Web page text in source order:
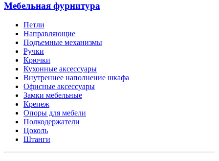
Мебельная фурнитура
Петли
Направляющие
Подъемные механизмы
Ручки
Крючки
Кухонные аксессуары
Внутреннее наполнение шкафа
Офисные аксессуары
Замки мебельные
Крепеж
Опоры для мебели
Полкодержатели
Цоколь
Штанги